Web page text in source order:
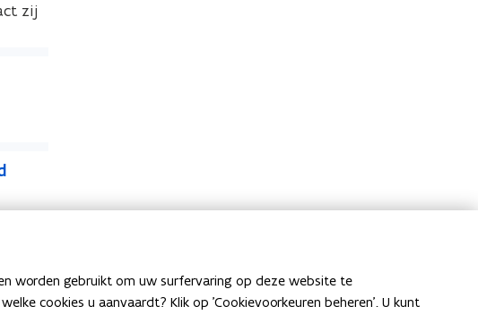
zij
worden gebruikt om uw surfervaring op deze website te
cookies u aanvaardt? Klik op 'Cookievoorkeuren beheren'. U kunt